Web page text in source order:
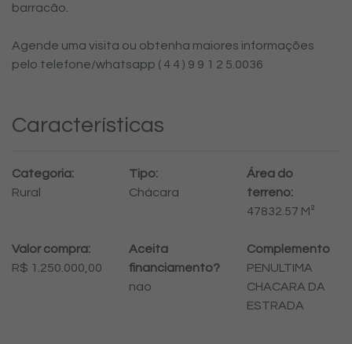
barracão.
Agende uma visita ou obtenha maiores informações
pelo telefone/whatsapp ( 4 4 ) 9 9 1 2 5.0036
Características
Categoria:
Rural
Tipo:
Chácara
Área do
terreno:
47832.57 M²
Valor compra:
R$ 1.250.000,00
Aceita
financiamento?
nao
Complemento
PENULTIMA
CHACARA DA
ESTRADA